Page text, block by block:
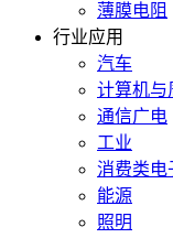
薄膜电阻
行业应用
汽车
计算机与
通信广电
工业
消费类电
能源
照明